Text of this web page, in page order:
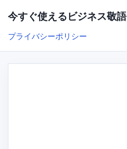
今すぐ使えるビジネス敬語
プライバシーポリシー